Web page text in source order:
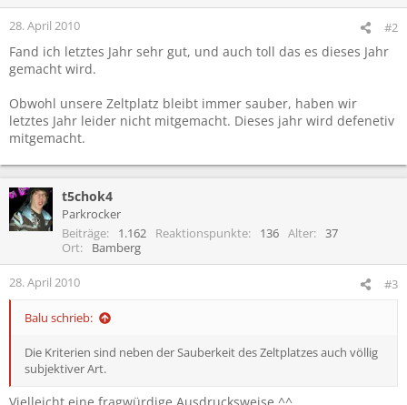
28. April 2010 #2
Fand ich letztes Jahr sehr gut, und auch toll das es dieses Jahr
gemacht wird.
Obwohl unsere Zeltplatz bleibt immer sauber, haben wir
letztes Jahr leider nicht mitgemacht. Dieses jahr wird defenetiv
mitgemacht.
t5chok4
Parkrocker
Beiträge
1.162 Reaktionspunkte 136 Alter
37
Ort
Bamberg
28. April 2010 #3
Balu schrieb:
Die Kriterien sind neben der Sauberkeit des Zeltplatzes auch völlig
subjektiver Art.